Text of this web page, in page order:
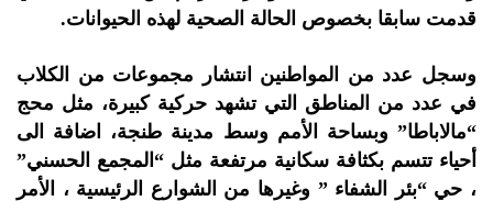
قدمت سابقا بخصوص الحالة الصحية لهذه الحيوانات.
وسجل عدد من المواطنين انتشار مجموعات من الكلاب
في عدد من المناطق التي تشهد حركية كبيرة، مثل محج
“مالاباطا” وبساحة الأمم وسط مدينة طنجة، اضافة الى
أحياء تتسم بكثافة سكانية مرتفعة مثل “المجمع الحسني”
، حي “بئر الشفاء ” وغيرها من الشوارع الرئيسية ، الأمر